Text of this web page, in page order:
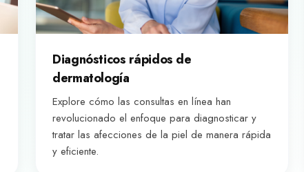
Diagnósticos rápidos de
dermatología
Explore cómo las consultas en línea han
revolucionado el enfoque para diagnosticar y
tratar las afecciones de la piel de manera rápida
y eficiente.